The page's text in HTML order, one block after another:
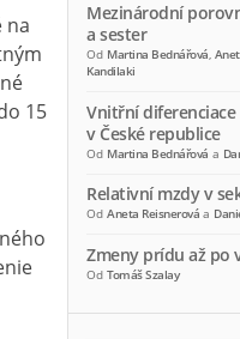
na
15
Mezinárodní
a sester
Od Martina Bednářová,
Kandilaki
Vnitřní
v České republice
Od Martina Bednářová a
Relativní mzdy v
OdAneta Reisnerová a
Zmeny prídu až po
OdTomáš Szalay